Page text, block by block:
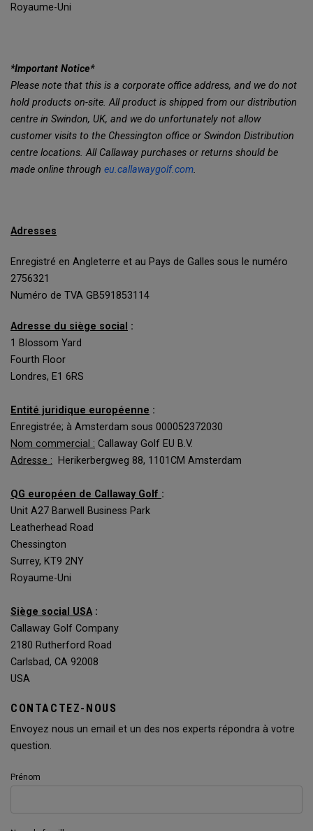
Royaume-Uni
*Important Notice*
Please note that this is a corporate office address, and we do not
hold products on-site. All product is shipped from our distribution
centre in Swindon, UK, and we do unfortunately not allow
customer visits to the Chessington office or Swindon Distribution
centre locations. All Callaway purchases or returns should be
made online through eu.callawaygolf.com.
Adresses
Enregistré en Angleterre et au Pays de Galles sous le numéro
2756321
Numéro de TVA GB591853114
Adresse du siège social :
1 Blossom Yard
Fourth Floor
Londres, E1 6RS
Entité juridique européenne :
Enregistrée; à Amsterdam sous 000052372030
Nom commercial : Callaway Golf EU B.V.
Adresse : Herikerbergweg 88, 1101CM Amsterdam
QG européen de Callaway Golf :
Unit A27 Barwell Business Park
Leatherhead Road
Chessington
Surrey, KT9 2NY
Royaume-Uni
Siège social USA:
Callaway Golf Company
2180 Rutherford Road
Carlsbad, CA 92008
USA
CONTACTEZ-NOUS
Envoyez nous un email et un des nos experts répondra à votre
question.
Prénom